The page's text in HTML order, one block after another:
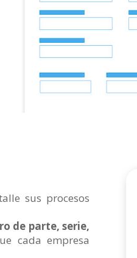
sus procesos
de parte, serie,
cada empresa